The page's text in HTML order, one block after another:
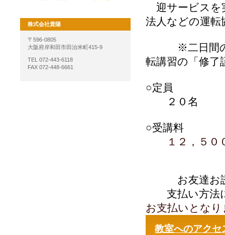
迎サービスを
法人などの運転
※二日間のカ
転講習の「修了
○定員
２０名
○受講料
１２，５
お友達お誘
支払い方法
お支払いとなり
教室へのアクセ
株式会社貴陽
〒596-0805
大阪府岸和田市田治米町415-9
TEL 072-443-6118
FAX 072-448-6661